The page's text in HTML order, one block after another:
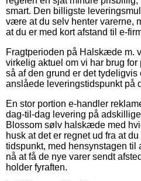
smart. Den billigste
være at du selv henter varerne,
at du er med kort afstand til e-
Fragtperioden på Halskæde m.
virkelig aktuel om vi har brug
så af den grund er det
anslåede leveringstidspunkt på
En stor portion e-handler
dag-til-dag levering på
Blossom sølv halskæde med
husk at det er regnet ud fra at
tidspunkt, med hensynstagen til
nå at få de nye varer sendt
holder fyraften.